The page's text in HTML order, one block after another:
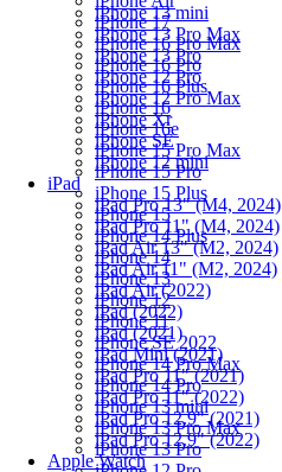
iPhone 13 mini
iPhone 13 Pro Max
iPhone 13 Pro
iPhone 12 Pro
iPhone 12 Pro Max
iPhone Xr
iPhone SE
iPhone 12 mini
iPad
iPad Pro 13" (M4, 2024)
iPad Pro 11" (M4, 2024)
iPad Air 13" (M2, 2024)
iPad Air 11" (M2, 2024)
iPad Air (2022)
iPad (2022)
iPad (2021)
iPad Mini (2021)
iPad Pro 11" (2021)
iPad Pro 11" (2022)
iPad Pro 12.9" (2021)
iPad Pro 12.9" (2022)
Apple Watch
iPhone 17
iPhone 16 Pro Max
iPhone 16 Pro
iPhone 16 Plus
iPhone 16
iPhone 16e
iPhone 15 Pro Max
iPhone 15 Pro
iPhone 15 Plus
iPhone 15
iPhone 14 Plus
iPhone 14
iPhone 13
iPhone 12
iPhone 11
iPhone SE 2022
iPhone 14 Pro Max
iPhone 14 Pro
iPhone 13 mini
iPhone 13 Pro Max
iPhone 13 Pro